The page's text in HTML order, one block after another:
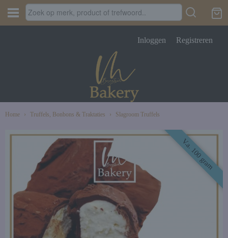
Inloggen Registreren
Home › Truffels, Bonbons & Traktaties › Slagroom Truffels
V.a. 100 gram